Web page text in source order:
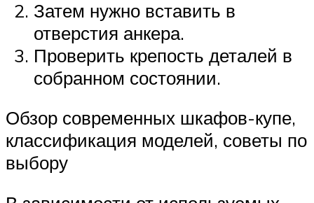
Затем нужно вставить в
отверстия анкера.
Проверить крепость деталей в
собранном состоянии.
Обзор современных шкафов-купе,
классификация моделей, советы по
выбору